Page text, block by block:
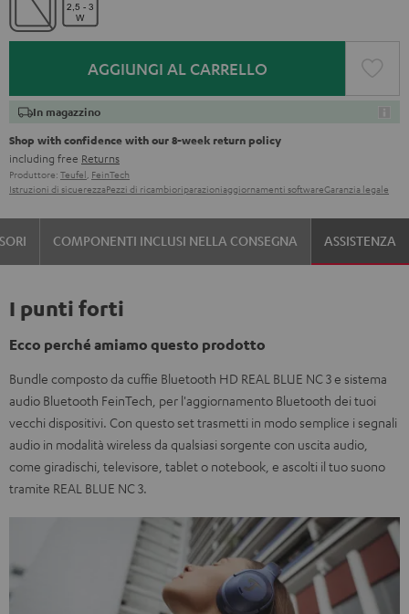
AGGIUNGI AL CARRELLO
In magazzino
Shop with confidence with our 8-week return policy
including free Returns
Produttore: Teufel, FeinTech
Istruzioni di sicuerezzaPezzi di ricambioriparazioniaggiornamenti softwareGaranzia legale
COMPONENTI INCLUSI NELLA CONSEGNA ASSISTENZA
I punti forti
Ecco perché amiamo questo prodotto
Bundle composto da cuffie Bluetooth HD REAL BLUE NC 3 e sistema
audio Bluetooth FeinTech, per l'aggiornamento Bluetooth dei tuoi
vecchi dispositivi. Con questo set trasmetti in modo semplice i segnali
audio in modalità wireless da qualsiasi sorgente con uscita audio,
come giradischi, televisore, tablet o notebook, e ascolti il tuo suono
tramite REAL BLUE NC 3.